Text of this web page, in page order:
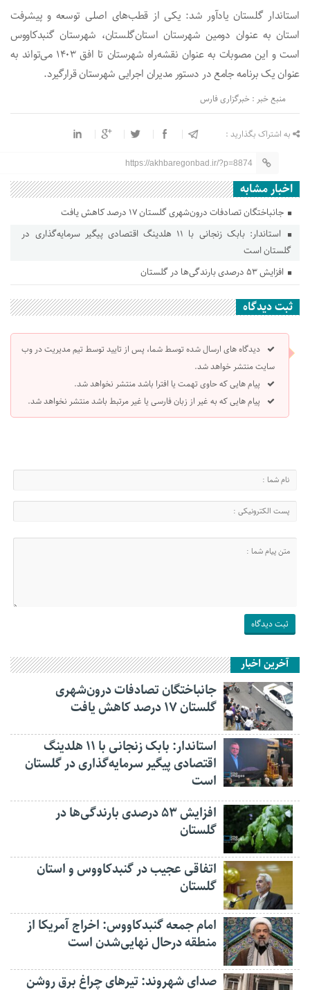
استاندار گلستان یادآور شد: یکی از قطب‌های اصلی توسعه و پیشرفت
استان به عنوان دومین شهرستان استان‌گلستان، شهرستان گنبدکاووس
است و این مصوبات به عنوان نقشه‌راه شهرستان تا افق ۱۴۰۳ می‌تواند به
عنوان یک برنامه جامع در دستور مدیران اجرایی شهرستان قرارگیرد.
منبع خبر : خبرگزاری فارس
به اشتراک بگذارید :
https://akhbaregonbad.ir/?p=8874
اخبار مشابه
جانباختگان تصادفات درون‌شهری گلستان ۱۷ درصد کاهش یافت
استاندار: بابک زنجانی با ۱۱ هلدینگ اقتصادی پیگیر سرمایه‌گذاری در
گلستان است
افزایش ۵۳ درصدی بارندگی‌ها در گلستان
ثبت دیدگاه
دیدگاه های ارسال شده توسط شما، پس از تایید توسط تیم مدیریت در وب
سایت منتشر خواهد شد.
پیام هایی که حاوی تهمت یا افترا باشد منتشر نخواهد شد.
پیام هایی که به غیر از زبان فارسی یا غیر مرتبط باشد منتشر نخواهد شد.
آخرین اخبار
جانباختگان تصادفات درون‌شهری
گلستان ۱۷ درصد کاهش یافت
استاندار: بابک زنجانی با ۱۱ هلدینگ
اقتصادی پیگیر سرمایه‌گذاری در گلستان
است
افزایش ۵۳ درصدی بارندگی‌ها در
گلستان
اتفاقی عجیب در‌ گنبدکاووس و استان
گلستان
امام جمعه گنبدکاووس: اخراج آمریکا از
منطقه درحال نهایی‌شدن است
صدای شهروند: تیرهای چراغ برق روشن